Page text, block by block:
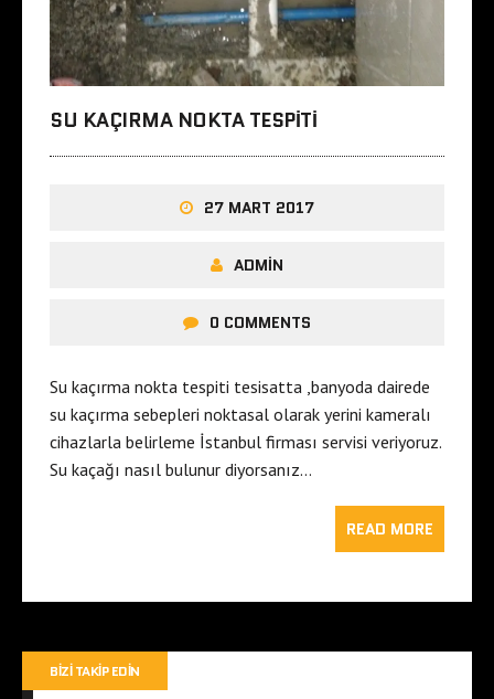
SU KAÇIRMA NOKTA TESPITI
27 MART 2017
ADMIN
0 COMMENTS
Su kaçırma nokta tespiti tesisatta ,banyoda dairede
su kaçırma sebepleri noktasal olarak yerini kameralı
cihazlarla belirleme İstanbul firması servisi veriyoruz.
Su kaçağı nasıl bulunur diyorsanız…
READ MORE
BIZI TAKIP EDIN